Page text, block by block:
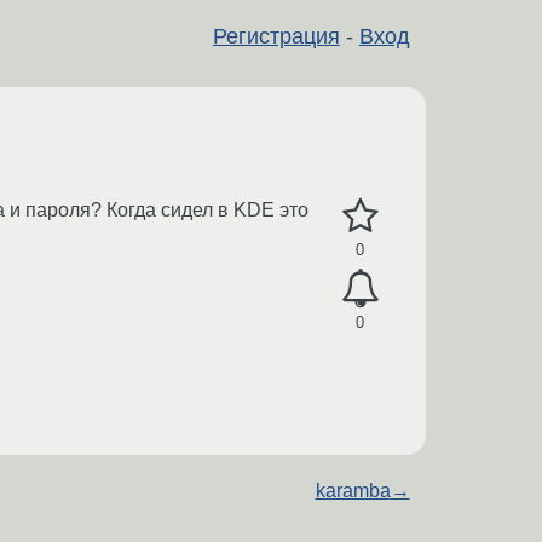
Регистрация - Вход
0
0
и пароля? Когда сидел в KDE это
karamba →